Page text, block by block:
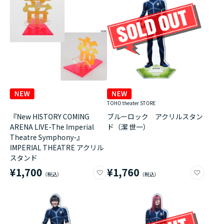
『New HISTORY COMING
ARENA LIVE-The Imperial
Theatre Symphony-』
IMPERIAL THEATRE アクリル
スタンド
¥1,700
TOHO theater STORE
ブルーロック アクリルスタン
ド（潔 世一）
¥1,760